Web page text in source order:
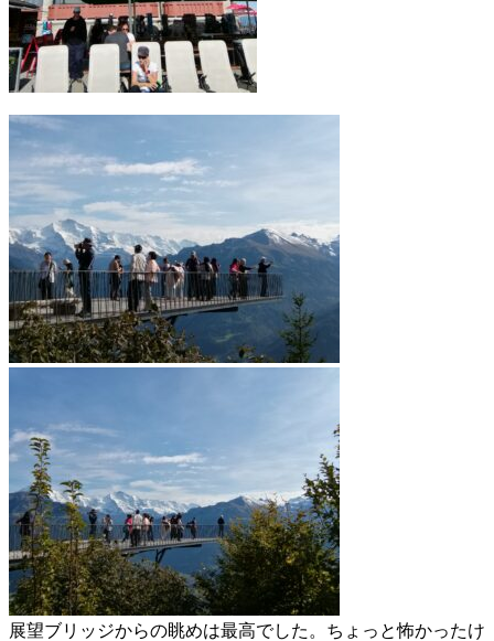
展望ブリッジからの眺めは最高でした。ちょっと怖かったけ